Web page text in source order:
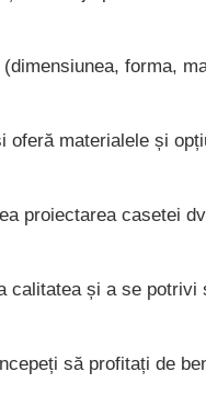
forma,
oferă materialele și
proiectarea casetei
calitatea și a se potrivi
să profitați de